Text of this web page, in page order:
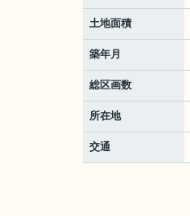
土地面積
築年月
総区画数
所在地
交通